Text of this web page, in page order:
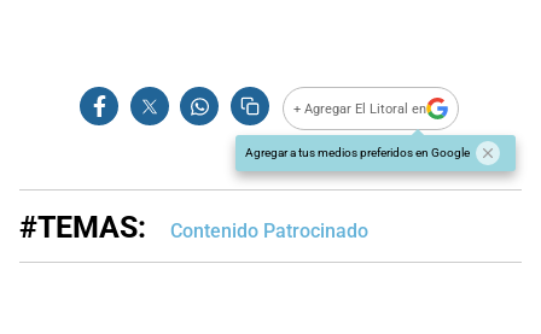
+ Agregar El Litoral en
Agregar a tus medios preferidos en Google
#TEMAS: Contenido Patrocinado